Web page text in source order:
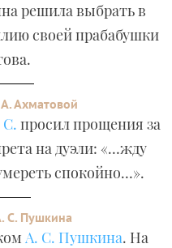
решила выбрать в
своей прабабушки
Ахматовой
просил прощения за
на дуэли: «…жду
спокойно…».
С. Пушкина
А. С. Пушкина. На